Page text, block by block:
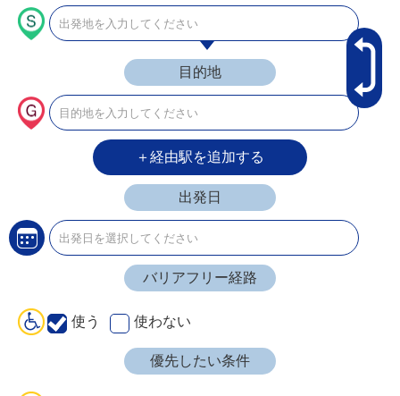
目的地
＋経由駅を追加する
出発日
バリアフリー経路
使う 使わない
優先したい条件